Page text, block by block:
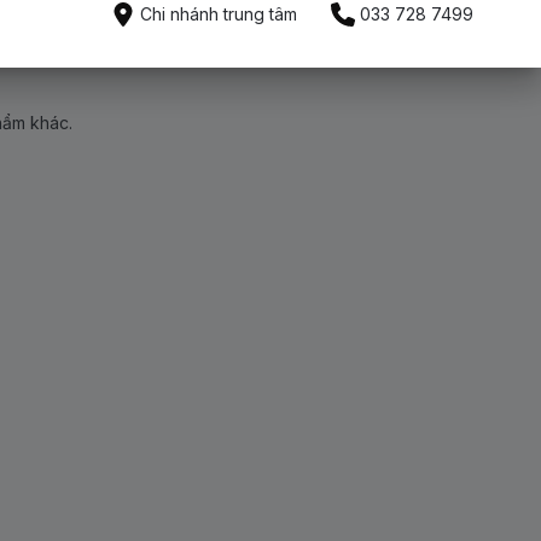
khác.
Chi nhánh trung tâm 033 728 7499